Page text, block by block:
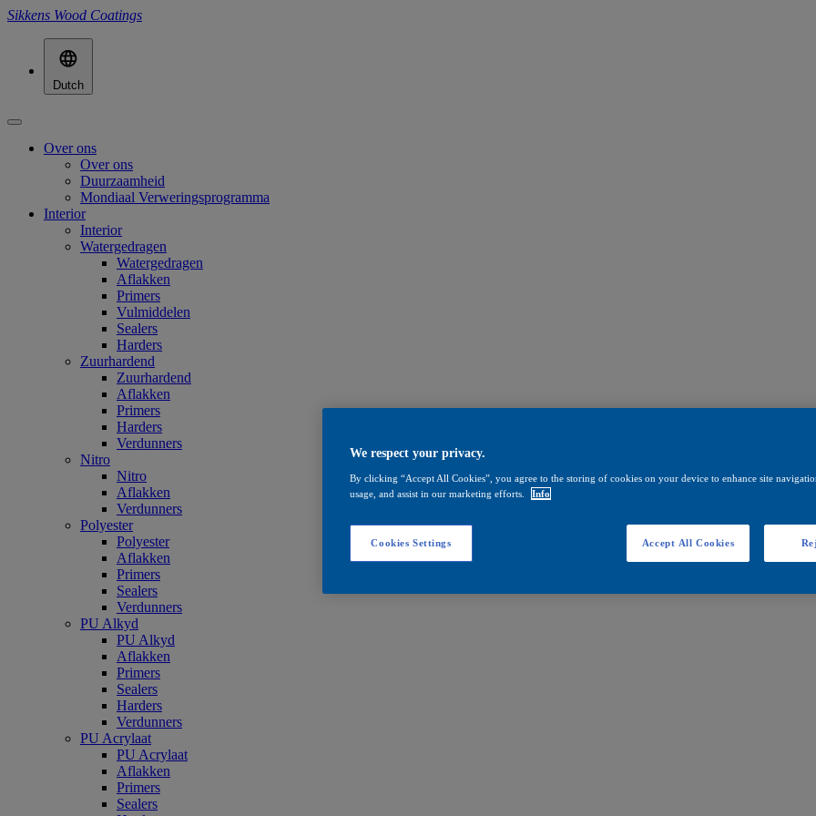
Sikkens Wood Coatings
Dutch
Over ons
Over ons
Duurzaamheid
Mondiaal Verweringsprogramma
Interior
Interior
Watergedragen
Watergedragen
Aflakken
Primers
Vulmiddelen
Sealers
Harders
Zuurhardend
Zuurhardend
Aflakken
Primers
Harders
Verdunners
Nitro
Nitro
Aflakken
Verdunners
Polyester
Polyester
Aflakken
Primers
Sealers
Verdunners
PU Alkyd
PU Alkyd
Aflakken
Primers
Sealers
Harders
Verdunners
PU Acrylaat
PU Acrylaat
Aflakken
Primers
Sealers
We respect your privacy.
By clicking “Accept All Cookies”, you agree to the storing of cookies on your device to enhance site
usage, and assist in our marketing efforts.
Info
Cookies Settings Accept All Cookies